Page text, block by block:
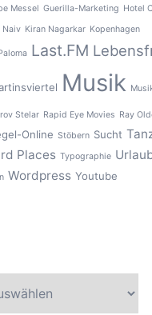
Messel Guerilla-Marketing Hotel
Naiv Kiran Nagarkar Kopenhagen
Last.FM
Musik
Stelar Rapid Eye Movies Ray
Online Stöbern Sucht
Places Typographie
Wordpress Youtube